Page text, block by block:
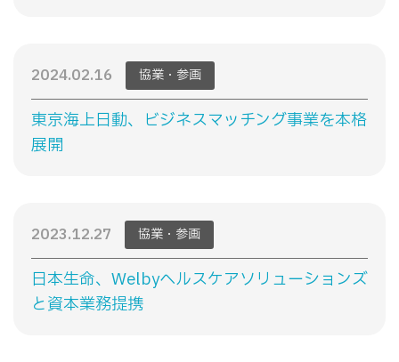
2024.02.16 協業・参画
東京海上日動、ビジネスマッチング事業を本格
展開
2023.12.27 協業・参画
日本生命、Welbyヘルスケアソリューションズ
と資本業務提携